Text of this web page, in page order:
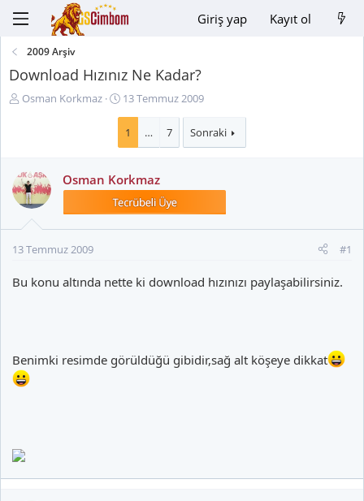
Giriş yap Kayıt ol
2009 Arşiv
Download Hızınız Ne Kadar?
K
u
B
a
l
Osman Korkmaz
B
a
ş
l
n
g
ı
ç
r
13 Temmuz 2009
1 … 7 Sonraki
Osman Korkmaz
13 Temmuz 2009 #1
Bu konu altında nette ki download hızınızı paylaşabilirsiniz.
Benimki resimde görüldüğü gibidir,sağ alt köşeye dikkat